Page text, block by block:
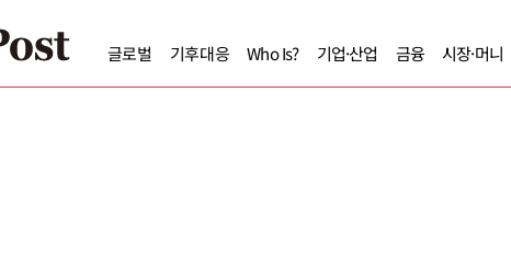
글로벌 기후대응 Who Is? 기업·산업 금융 시장·머니